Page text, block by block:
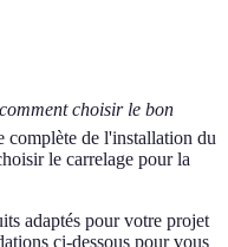
choisir le bon
complète de l'installation du
le carrelage pour la
adaptés pour votre projet
ci-dessous pour vous